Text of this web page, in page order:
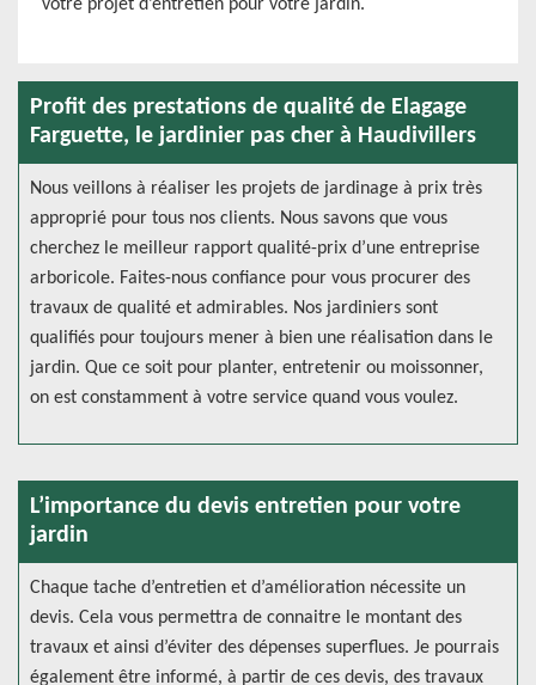
votre projet d’entretien pour votre jardin.
Profit des prestations de qualité de Elagage
Farguette, le jardinier pas cher à Haudivillers
Nous veillons à réaliser les projets de jardinage à prix très
approprié pour tous nos clients. Nous savons que vous
cherchez le meilleur rapport qualité-prix d’une entreprise
arboricole. Faites-nous confiance pour vous procurer des
travaux de qualité et admirables. Nos jardiniers sont
qualifiés pour toujours mener à bien une réalisation dans le
jardin. Que ce soit pour planter, entretenir ou moissonner,
on est constamment à votre service quand vous voulez.
L’importance du devis entretien pour votre
jardin
Chaque tache d’entretien et d’amélioration nécessite un
devis. Cela vous permettra de connaitre le montant des
travaux et ainsi d’éviter des dépenses superflues. Je pourrais
également être informé, à partir de ces devis, des travaux